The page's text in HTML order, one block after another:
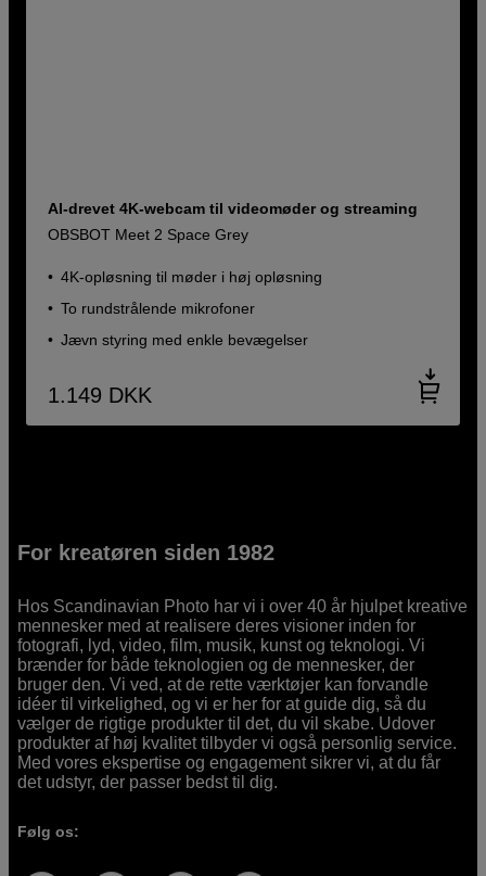
AI-drevet 4K-webcam til videomøder og streaming
OBSBOT Meet 2 Space Grey
4K-opløsning til møder i høj opløsning
To rundstrålende mikrofoner
Jævn styring med enkle bevægelser
1.149 DKK
For kreatøren siden 1982
Hos Scandinavian Photo har vi i over 40 år hjulpet kreative
mennesker med at realisere deres visioner inden for
fotografi, lyd, video, film, musik, kunst og teknologi. Vi
brænder for både teknologien og de mennesker, der
bruger den. Vi ved, at de rette værktøjer kan forvandle
idéer til virkelighed, og vi er her for at guide dig, så du
vælger de rigtige produkter til det, du vil skabe. Udover
produkter af høj kvalitet tilbyder vi også personlig service.
Med vores ekspertise og engagement sikrer vi, at du får
det udstyr, der passer bedst til dig.
Følg os: